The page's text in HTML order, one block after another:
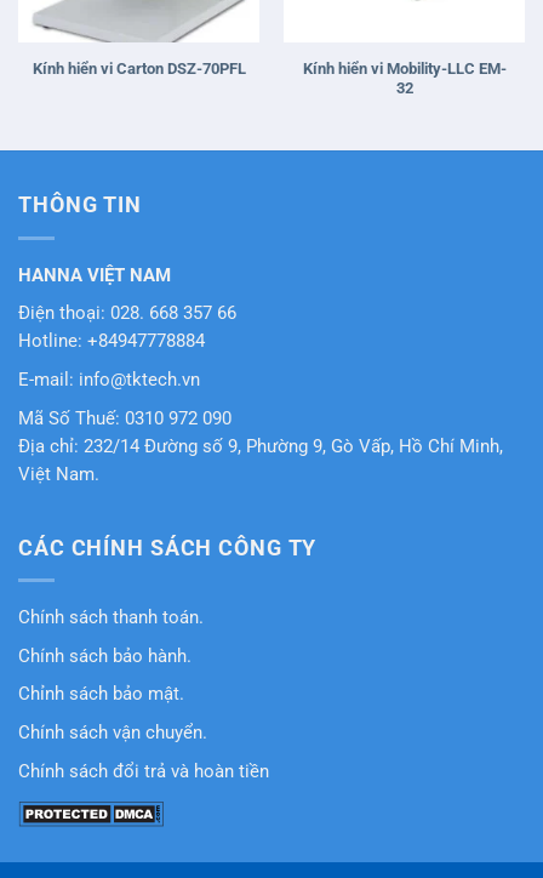
Kính hiển vi Carton DSZ-70PFL
Kính hiển vi Mobility-LLC EM-
32
THÔNG TIN
HANNA VIỆT NAM
Điện thoại: 028. 668 357 66
Hotline: +84947778884
E-mail: info@tktech.vn
Mã Số Thuế: 0310 972 090
Địa chỉ: 232/14 Đường số 9, Phường 9, Gò Vấp, Hồ Chí Minh,
Việt Nam.
CÁC CHÍNH SÁCH CÔNG TY
Chính sách thanh toán.
Chính sách bảo hành.
Chỉnh sách bảo mật.
Chính sách vận chuyển.
Chính sách đổi trả và hoàn tiền